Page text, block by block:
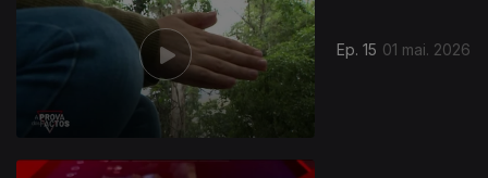
Ep. 15 01 mai. 2026